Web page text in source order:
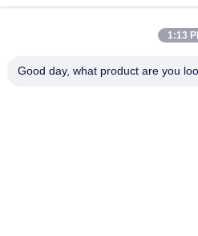
1:13
Good day, what product are you